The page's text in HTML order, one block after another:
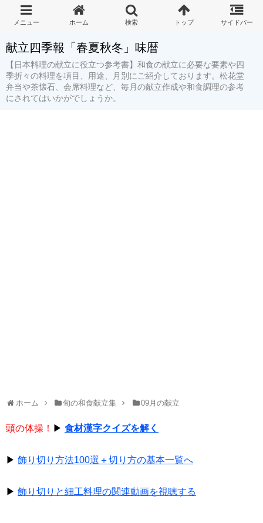
献立四季報「春夏秋冬」味暦
【日本料理の献立に役立つ参考書】和食の献立に必要な要素や四
季折々の料理を項目、用途、月別にご紹介しております。松花堂
弁当や茶懐石、会席料理など、毎月の献立作成や和食調理の参考
にされてはいかがでしょうか。
ホーム 旬の和食献立集 09月の献立
頭の体操！ ▶ 食材漢字クイズを解く
▶ 飾り切り方法100選＋切り方の基本一覧へ
▶ 飾り切りと細工料理の関連動画を視聴する